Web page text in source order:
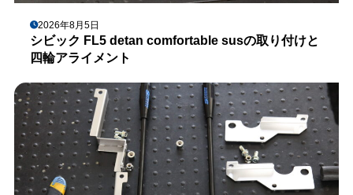
2026年8月5日
シビック FL5 detan comfortable susの取り付けと
四輪アライメント